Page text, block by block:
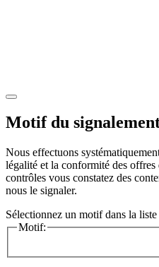
Motif du
Nous effectuons
légalité et la conformité des
contrôles vous constatez des
nous le signaler.
Sélectionnez un motif dans la liste
Motif: